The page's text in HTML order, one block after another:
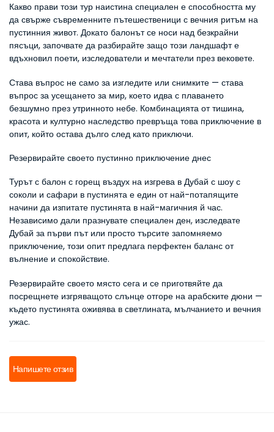
Какво прави този тур наистина специален е способността му
да свърже съвременните пътешественици с вечния ритъм на
пустинния живот. Докато балонът се носи над безкрайни
пясъци, започвате да разбирайте защо този ландшафт е
вдъхновил поети, изследователи и мечтатели през вековете.
Става въпрос не само за изгледите или снимките — става
въпрос за усещането за мир, което идва с плаването
безшумно през утринното небе. Комбинацията от тишина,
красота и културно наследство превръща това приключение в
опит, който остава дълго след като приключи.
Резервирайте своето пустинно приключение днес
Турът с балон с горещ въздух на изгрева в Дубай с шоу с
соколи и сафари в пустинята е един от най-потапящите
начини да изпитате пустинята в най-магичния й час.
Независимо дали празнувате специален ден, изследвате
Дубай за първи път или просто търсите запомняемо
приключение, този опит предлага перфектен баланс от
вълнение и спокойствие.
Резервирайте своето място сега и се приготвяйте да
посрещнете изгряващото слънце отгоре на арабските дюни —
където пустинята оживява в светлината, мълчанието и вечния
ужас.
Напишете отзив